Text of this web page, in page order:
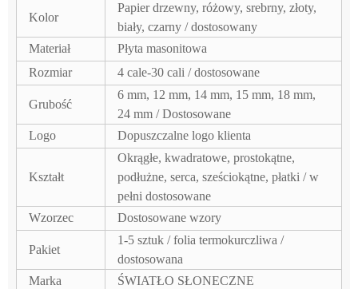
Kolor
Papier drzewny, różowy, srebrny, złoty,
biały, czarny / dostosowany
Materiał
Płyta masonitowa
Rozmiar
4 cale-30 cali / dostosowane
Grubość
6 mm, 12 mm, 14 mm, 15 mm, 18 mm,
24 mm / Dostosowane
Logo
Dopuszczalne logo klienta
Kształt
Okrągłe, kwadratowe, prostokątne,
podłużne, serca, sześciokątne, płatki / w
pełni dostosowane
Wzorzec
Dostosowane wzory
Pakiet
1-5 sztuk / folia termokurczliwa /
dostosowana
Marka
ŚWIATŁO SŁONECZNE